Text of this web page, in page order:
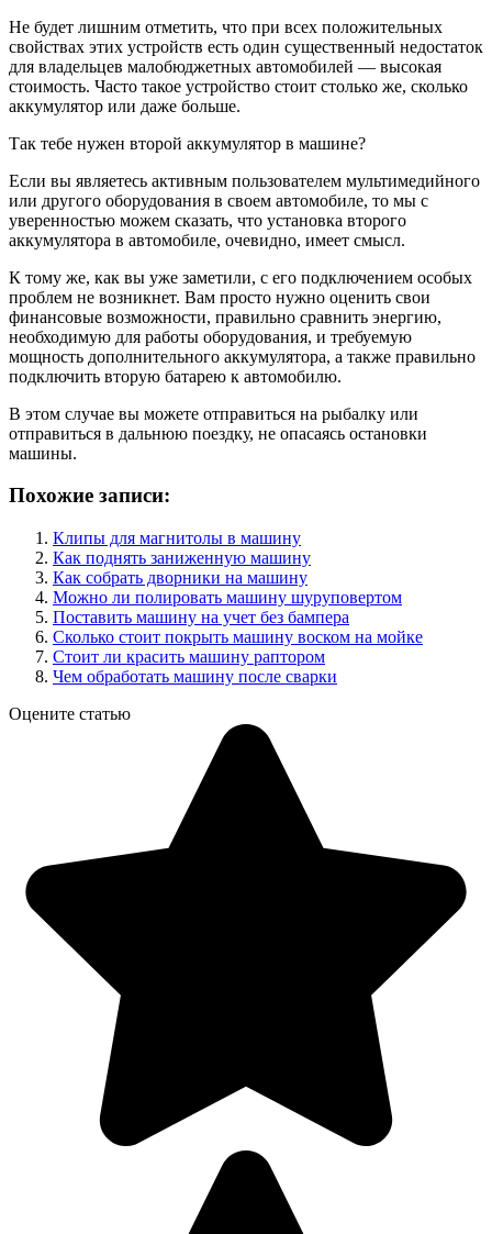
Не будет лишним отметить, что при всех положительных
свойствах этих устройств есть один существенный недостаток
для владельцев малобюджетных автомобилей — высокая
стоимость. Часто такое устройство стоит столько же, сколько
аккумулятор или даже больше.
Так тебе нужен второй аккумулятор в машине?
Если вы являетесь активным пользователем мультимедийного
или другого оборудования в своем автомобиле, то мы с
уверенностью можем сказать, что установка второго
аккумулятора в автомобиле, очевидно, имеет смысл.
К тому же, как вы уже заметили, с его подключением особых
проблем не возникнет. Вам просто нужно оценить свои
финансовые возможности, правильно сравнить энергию,
необходимую для работы оборудования, и требуемую
мощность дополнительного аккумулятора, а также правильно
подключить вторую батарею к автомобилю.
В этом случае вы можете отправиться на рыбалку или
отправиться в дальнюю поездку, не опасаясь остановки
машины.
Похожие записи:
Клипы для магнитолы в машину
Как поднять заниженную машину
Как собрать дворники на машину
Можно ли полировать машину шуруповертом
Поставить машину на учет без бампера
Сколько стоит покрыть машину воском на мойке
Стоит ли красить машину раптором
Чем обработать машину после сварки
Оцените статью